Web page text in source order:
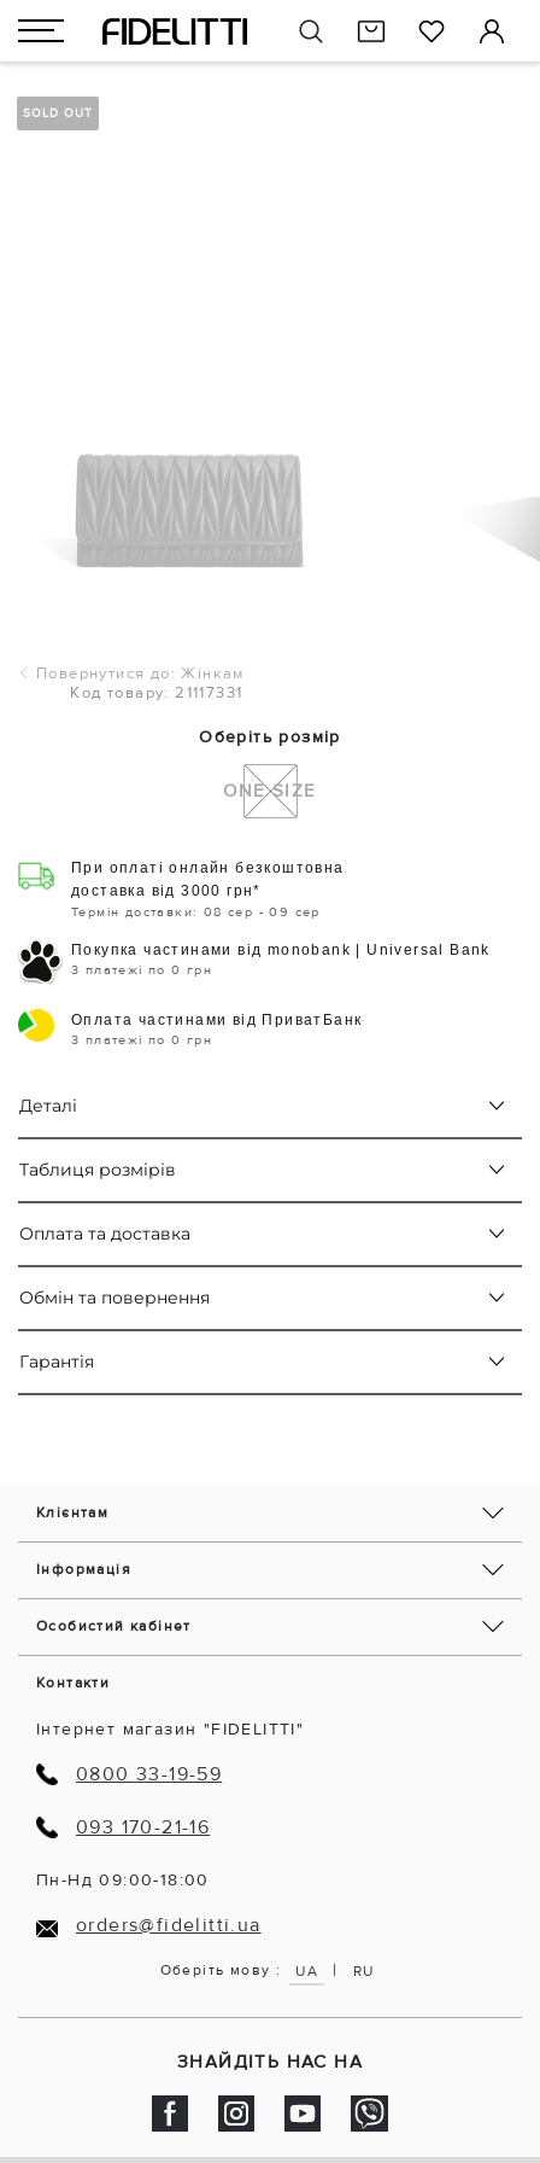
SOLD OUT
Повернутися до: Жінкам
Код товару: 21117331
Оберіть розмір
ONE SIZE
При оплаті онлайн безкоштовна
доставка від 3000 грн*
Термін доставки: 08 сер - 09 сер
Покупка частинами від monobank | Universal Bank
3 платежі по 0 грн
Оплата частинами від ПриватБанк
3 платежі по 0 грн
Деталі
Таблиця розмірів
Оплата та доставка
Обмін та повернення
Гарантія
Клієнтам
Інформація
Особистий кабінет
Контакти
Інтернет магазин "FIDELITTI"
0800 33-19-59
093 170-21-16
Пн-Нд 09:00-18:00
orders@fidelitti.ua
Оберіть мову : UA | RU
ЗНАЙДІТЬ НАС НА